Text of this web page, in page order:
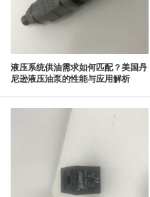
液压系统供油需求如何匹配？美国丹
尼逊液压油泵的性能与应用解析